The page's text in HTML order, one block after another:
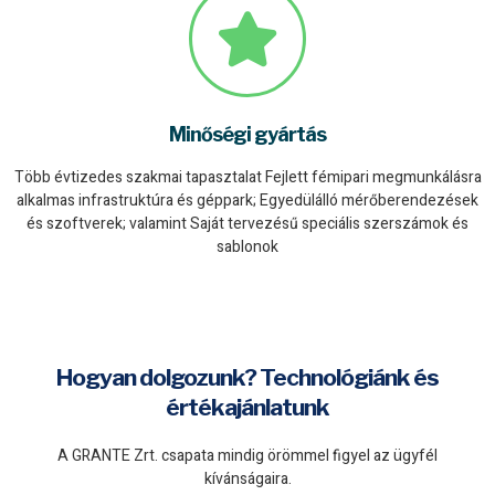
Minőségi gyártás
Több évtizedes szakmai tapasztalat Fejlett fémipari megmunkálásra
alkalmas infrastruktúra és géppark; Egyedülálló mérőberendezések
és szoftverek; valamint Saját tervezésű speciális szerszámok és
sablonok
Hogyan dolgozunk? Technológiánk és
értékajánlatunk
A GRANTE Zrt. csapata mindig örömmel figyel az ügyfél
kívánságaira.